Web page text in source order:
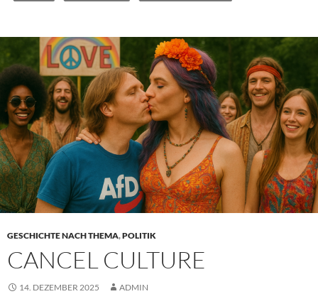
GESCHICHTE NACH THEMA,POLITIK
CANCEL CULTURE
14. DEZEMBER 2025 ADMIN